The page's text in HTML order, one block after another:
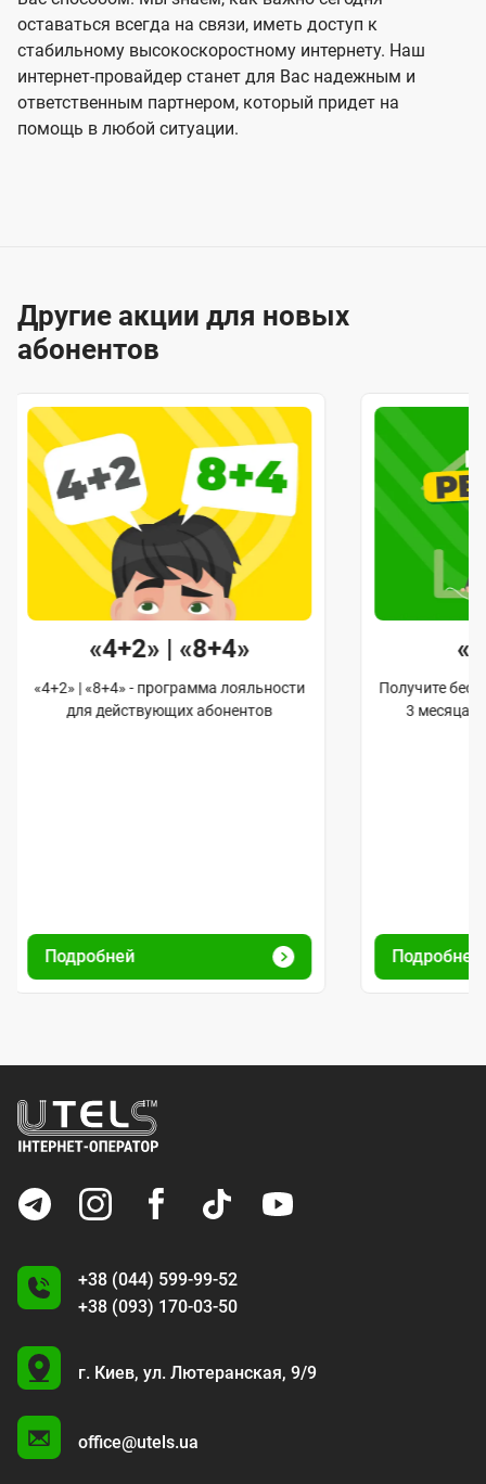
оставаться всегда на связи, иметь доступ к
стабильному высокоскоростному интернету. Наш
интернет-провайдер станет для Вас надежным и
ответственным партнером, который придет на
помощь в любой ситуации.
Другие акции для новых
абонентов
«4+2» | «8+4»
«4+2» | «8+4» - программа лояльности
для действующих абонентов
Подробней
Получите
3 месяца
Подробней
+38 (044) 599-99-52
+38 (093) 170-03-50
U
г. Киев, ул. Лютеранская, 9/9
office@utels.ua